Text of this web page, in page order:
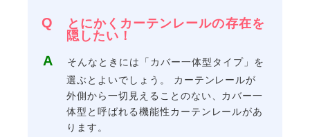
とにかくカーテンレールの存在を
隠したい！
そんなときには「カバー一体型タイプ」を
選ぶとよいでしょう。 カーテンレールが
外側から一切見えることのない、カバー一
体型と呼ばれる機能性カーテンレールがあ
ります。